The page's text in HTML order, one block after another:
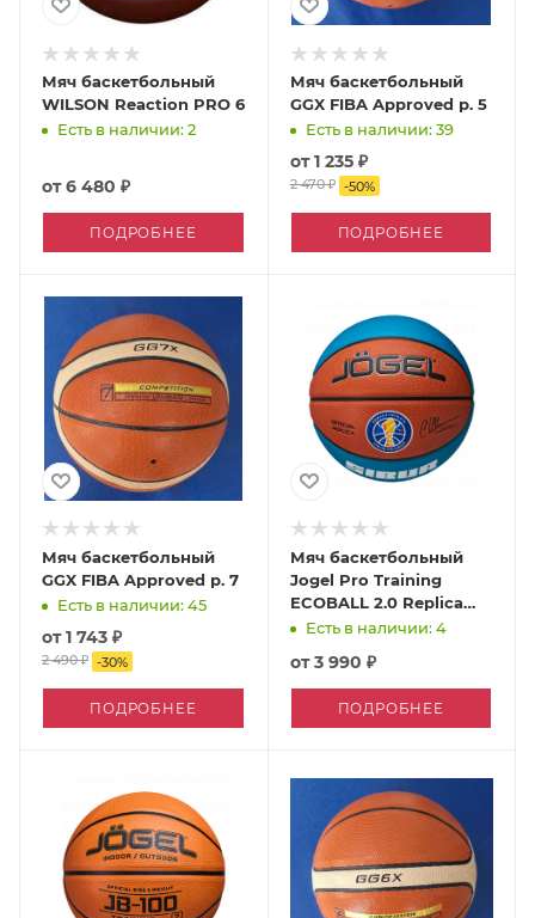
Мяч баскетбольный
WILSON Reaction PRO 6
Есть в наличии: 2
от6 480 ₽
ПОДРОБНЕЕ
Мяч баскетбольный
GGX FIBA Approved р. 5
Есть в наличии: 39
от1 235 ₽
2 470 ₽ -50%
ПОДРОБНЕЕ
Мяч баскетбольный
GGX FIBA Approved р. 7
Есть в наличии: 45
от1 743 ₽
2 490 ₽ -30%
ПОДРОБНЕЕ
Мяч баскетбольный
Jogel Pro Training
ECOBALL 2.0 Replica
№7Есть в наличии: 4
от3 990 ₽
ПОДРОБНЕЕ